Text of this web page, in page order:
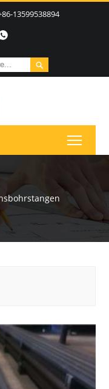
13599538894
